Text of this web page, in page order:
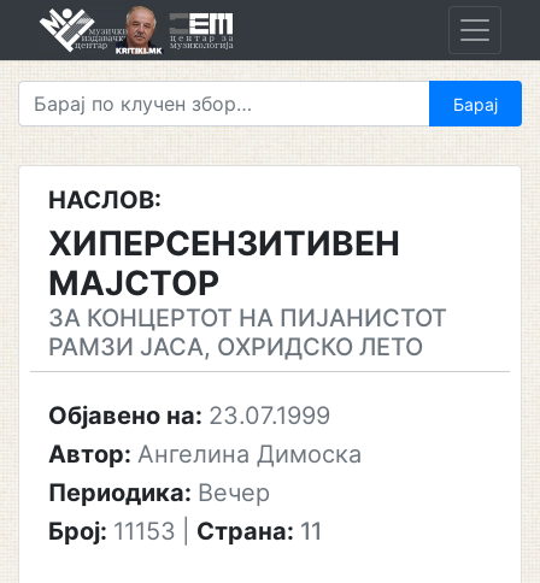
НАСЛОВ:
ХИПЕРСЕНЗИТИВЕН
МАЈСТОР
ЗА КОНЦЕРТОТ НА ПИЈАНИСТОТ
РАМЗИ ЈАСА, ОХРИДСКО ЛЕТО
Објавено на: 23.07.1999
Автор: Ангелина Димоска
Периодика: Вечер
Број: 11153 Страна: 11